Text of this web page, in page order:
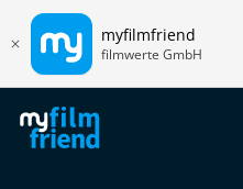
myfilmfriend
filmwerte GmbH